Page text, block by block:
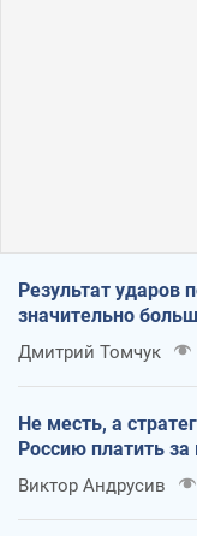
Результат ударов
значительно
Дмитрий Томчук
Не месть, а
Россию платить за
Виктор Андрусив